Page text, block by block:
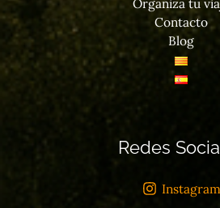
Organiza tu
Contacto
Blog
Redes
Instagram